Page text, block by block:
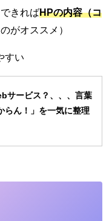
きればHPの内容（コ
がオススメ）
すい
サービス？、、、言葉
らん！」を一気に整理